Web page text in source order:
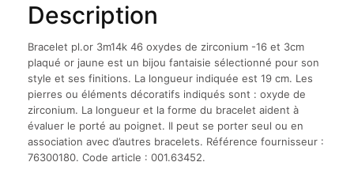
plaqué
or
jaune
Description
Bracelet pl.or 3m14k 46 oxydes de zirconium -16 et 3cm
plaqué or jaune est un bijou fantaisie sélectionné pour son
style et ses finitions. La longueur indiquée est 19 cm. Les
pierres ou éléments décoratifs indiqués sont : oxyde de
zirconium. La longueur et la forme du bracelet aident à
évaluer le porté au poignet. Il peut se porter seul ou en
association avec d’autres bracelets. Référence fournisseur :
76300180. Code article : 001.63452.